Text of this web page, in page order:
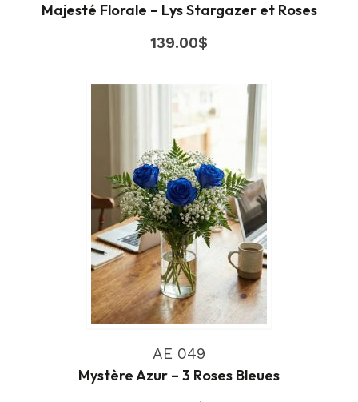
Majesté Florale – Lys Stargazer et Roses
139.00$
AE 049
Mystère Azur – 3 Roses Bleues